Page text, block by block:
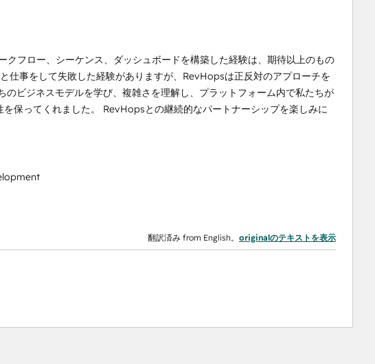
フロー、シーケンス、ダッシュボードを構築した経験は、期待以上のもの
仕事をして失敗した経験がありますが、RevHopsは正反対のアプローチを
のビジネスモデルを学び、複雑さを理解し、プラットフォーム内で私たちが
保ってくれました。 RevHopsとの継続的なパートナーシップを楽しみに
翻訳済み from English。 originalのテキストを表示